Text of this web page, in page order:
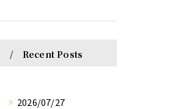
Recent Posts
2026/07/27